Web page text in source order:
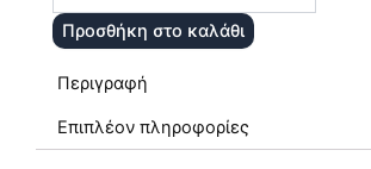
5600
Crucial
ποσότητα
Προσθήκη στο καλάθι
Περιγραφή
Επιπλέον πληροφορίες